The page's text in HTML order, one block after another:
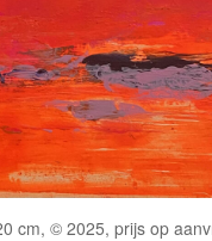
cm, © 2025, prijs op